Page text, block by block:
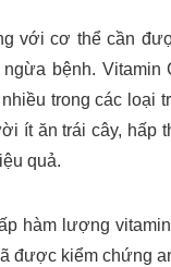
với cơ thể cần
bệnh.
trong các
ít ăn trái cây, hấp
quả.
hàm lượng
được kiểm chứng